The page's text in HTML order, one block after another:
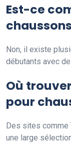
Est-ce
Non, il existe
débutants avec
Où
pour
Des sites comme
une large